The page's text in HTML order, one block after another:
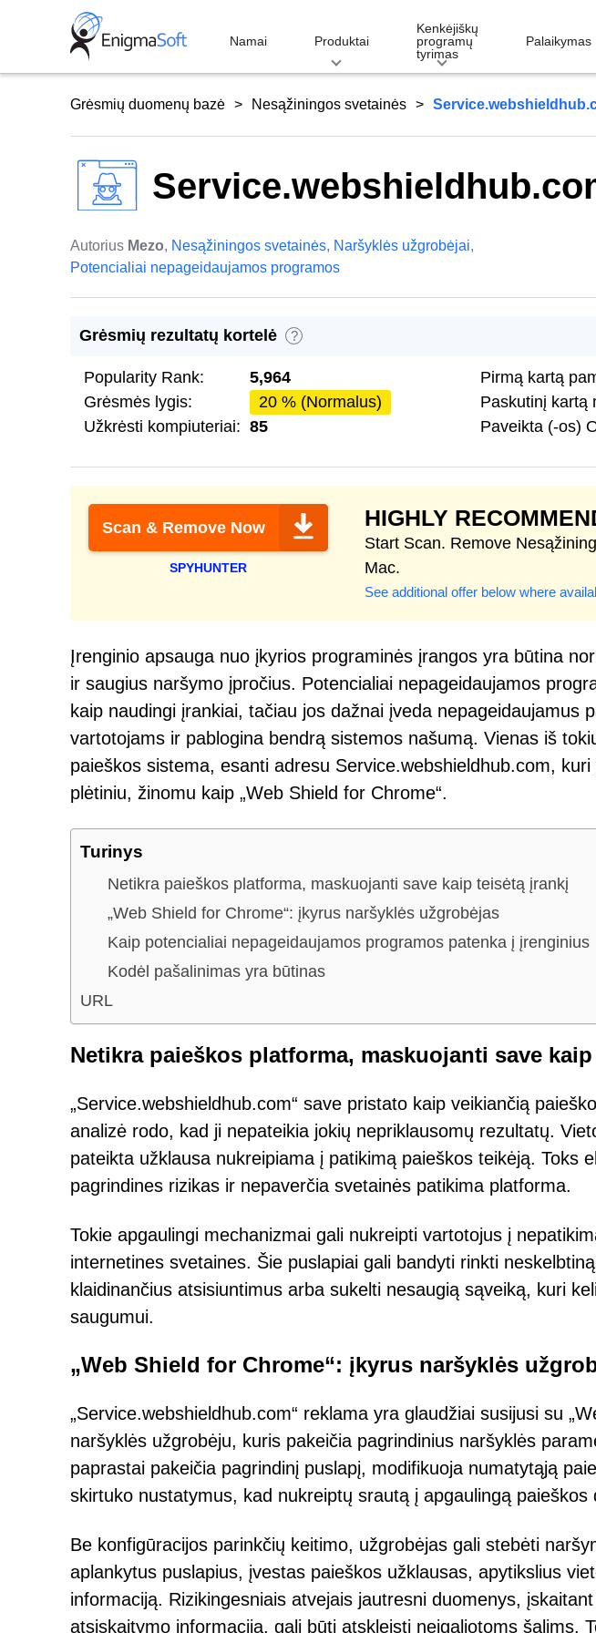
Namai Produktai
Kenkėjiškų
programų
tyrimas
Palaikymas
Grėsmių duomenų bazė Nesąžiningos svetainės
Autorius Mezo, Nesąžiningos svetainės, Naršyklės užgrobėjai,
Potencialiai nepageidaujamos programos
Grėsmių rezultatų kortelė ?
Popularity Rank:
5,964
Grėsmės lygis:
20 % (Normalus)
Užkrėsti kompiuteriai: 85
Pirmą kartą
Paskutinį kartą
Paveikta (-os)
Scan & Remove Now
SPYHUNTER
HIGHLY
Start Scan. Remove
Mac.
See additional offer below where
Įrenginio apsauga nuo įkyrios programinės įrangos yra būtina
ir saugius naršymo įpročius. Potencialiai nepageidaujamos
kaip naudingi įrankiai, tačiau jos dažnai įveda nepageidaujamus
vartotojams ir pablogina bendrą sistemos našumą. Vienas iš
paieškos sistema, esanti adresu Service.webshieldhub.com,
plėtiniu, žinomu kaip „Web Shield for Chrome“.
Turinys
Netikra paieškos platforma, maskuojanti save kaip teisėtą įrankį
„Web Shield for Chrome“: įkyrus naršyklės užgrobėjas
Kaip potencialiai nepageidaujamos programos patenka į įrenginius
Kodėl pašalinimas yra būtinas
URL
Netikra paieškos platforma, maskuojanti save
„Service.webshieldhub.com“ save pristato kaip veikiančią
analizė rodo, kad ji nepateikia jokių nepriklausomų rezultatų.
pateikta užklausa nukreipiama į patikimą paieškos teikėją. Toks
pagrindines rizikas ir nepaverčia svetainės patikima platforma.
Tokie apgaulingi mechanizmai gali nukreipti vartotojus į
internetines svetaines. Šie puslapiai gali bandyti rinkti
klaidinančius atsisiuntimus arba sukelti nesaugią sąveiką, kuri
saugumui.
„Web Shield for Chrome“: įkyrus naršyklės
„Service.webshieldhub.com“ reklama yra glaudžiai susijusi su
naršyklės užgrobėju, kuris pakeičia pagrindinius naršyklės
paprastai pakeičia pagrindinį puslapį, modifikuoja numatytąją
skirtuko nustatymus, kad nukreiptų srautą į apgaulingą paieškos
Be konfigūracijos parinkčių keitimo, užgrobėjas gali stebėti
aplankytus puslapius, įvestas paieškos užklausas, apytikslius
informaciją. Rizikingesniais atvejais jautresni duomenys,
atsiskaitymo informaciją, gali būti atskleisti neįgaliotoms šalims.